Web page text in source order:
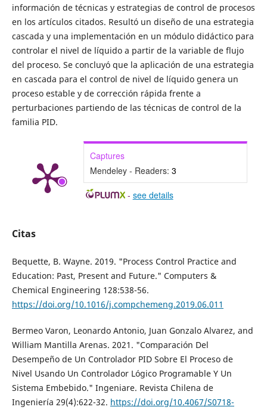
información de técnicas y estrategias de control de procesos
en los artículos citados. Resultó un diseño de una estrategia
cascada y una implementación en un módulo didáctico para
controlar el nivel de líquido a partir de la variable de flujo
del proceso. Se concluyó que la aplicación de una estrategia
en cascada para el control de nivel de líquido genera un
proceso estable y de corrección rápida frente a
perturbaciones partiendo de las técnicas de control de la
familia PID.
Captures
Mendeley - Readers: 3
- see details
Citas
Bequette, B. Wayne. 2019. "Process Control Practice and
Education: Past, Present and Future." Computers &
Chemical Engineering 128:538-56.
https://doi.org/10.1016/j.compchemeng.2019.06.011
Bermeo Varon, Leonardo Antonio, Juan Gonzalo Alvarez, and
William Mantilla Arenas. 2021. "Comparación Del
Desempeño de Un Controlador PID Sobre El Proceso de
Nivel Usando Un Controlador Lógico Programable Y Un
Sistema Embebido." Ingeniare. Revista Chilena de
Ingeniería 29(4):622-32. https://doi.org/10.4067/S0718-